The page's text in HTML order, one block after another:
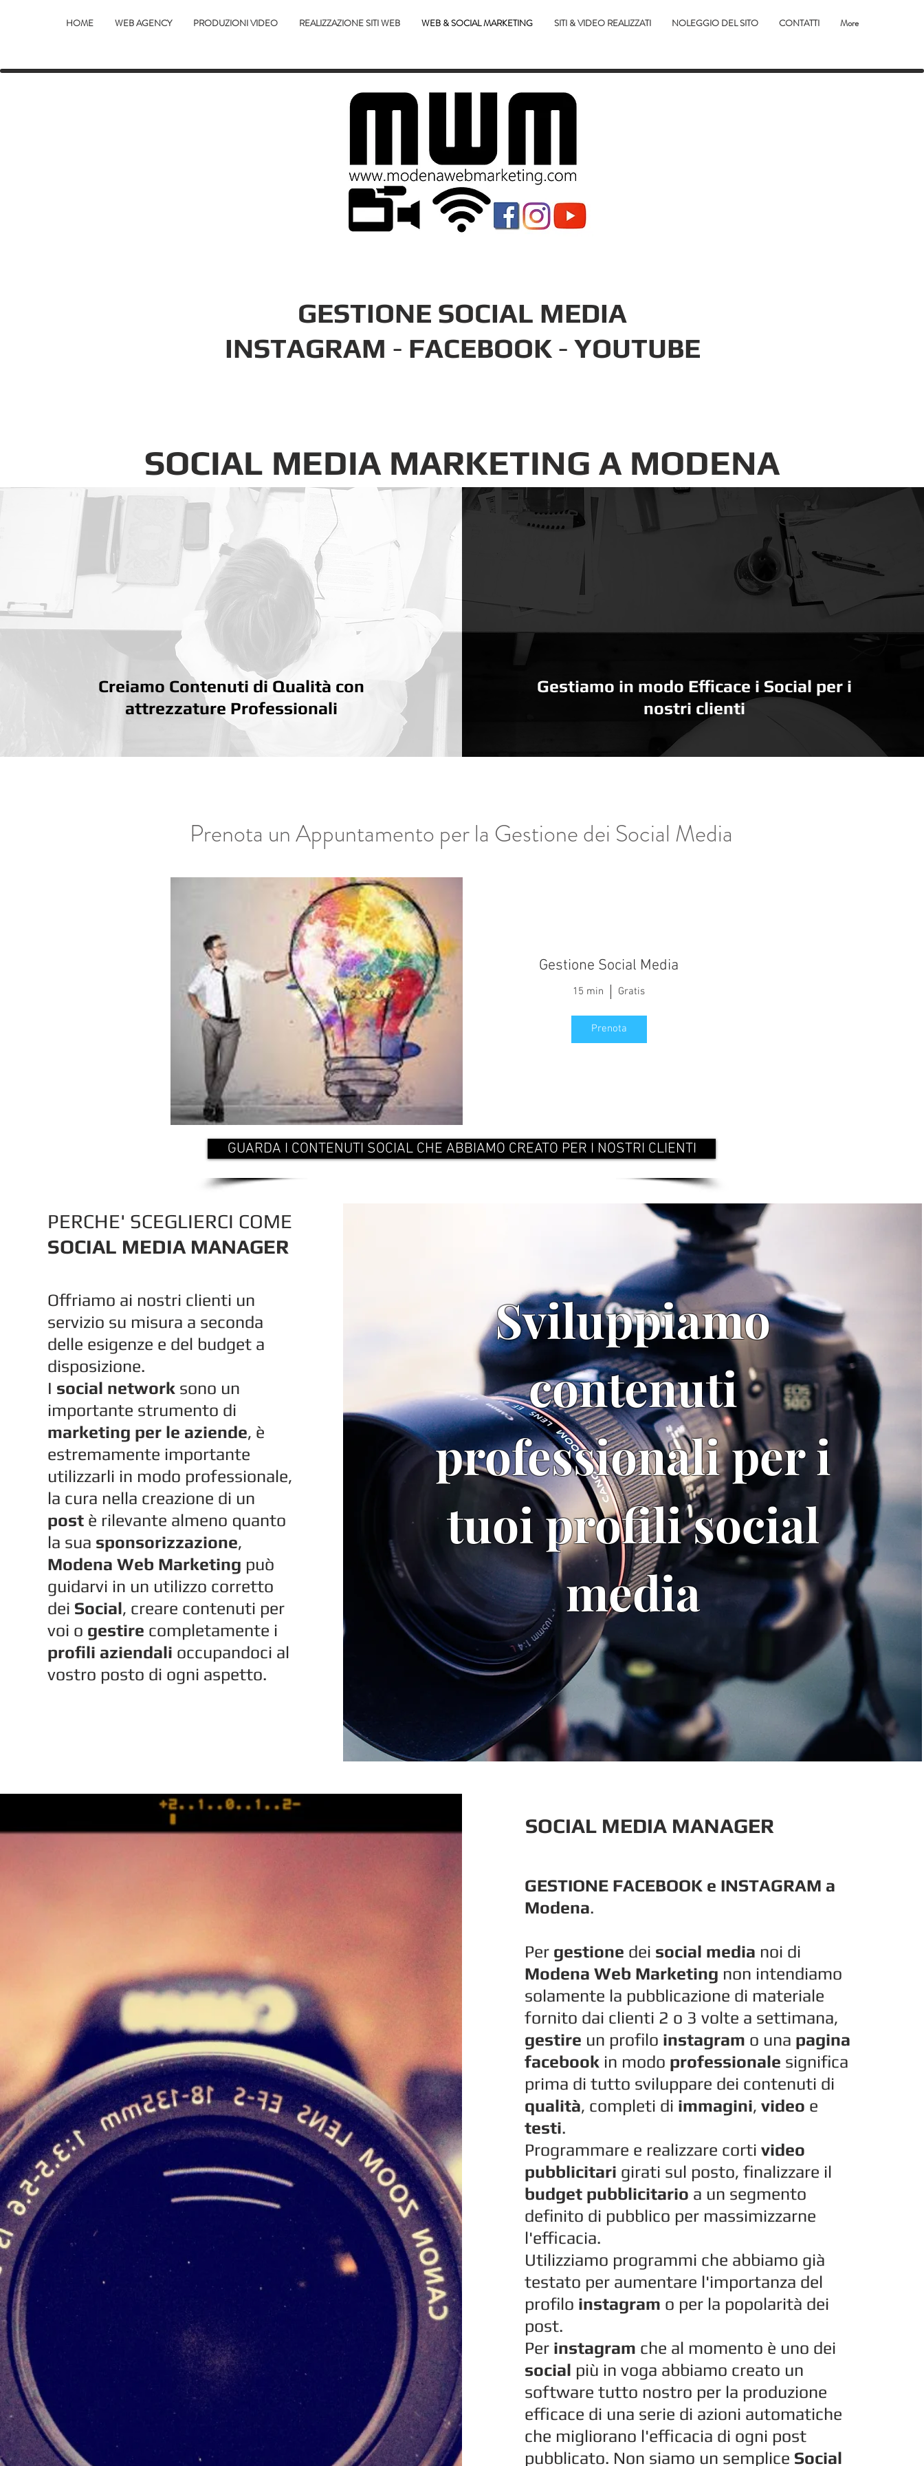
HOME WEB AGENCY PRODUZIONI VIDEO REALIZZAZIONE SITI WEB WEB & SOCIAL MARKETING SITI & VIDEO REALIZZATI NOLEGGIO DEL SITO CONTATTI More
GESTIONE SOCIAL MEDIA
INSTAGRAM - FACEBOOK- YOUTUBE
SOCIAL MEDIA MARKETING A MODENA
Creiamo Contenuti di Qualità con
attrezzature Professionali
Gestiamo in modo Efficace i Social per i
nostri clienti
Prenota un Appuntamento per la Gestione dei Social Media
Ci occupiamo personalmente della creazione di
Contenuti di qualità per i tuoi Social Media come Foto e
Video pubblicitari, della programmazione e testi dei
tuoi posti. An...
Gestione Social Media
15 min Gratis
Prenota
GUARDA I CONTENUTI SOCIAL CHE ABBIAMO CREATO PER I NOSTRI CLIENTI
PERCHE' SCEGLIERCI COME
SOCIAL MEDIA MANAGER
Offriamo ai nostri clienti un
servizio su misura a seconda
delle esigenze e del budget a
disposizione.
I social network sono un
importante strumento di
marketing per le aziende, è
estremamente importante
utilizzarli in modo professionale,
la cura nella creazione di un
post è rilevante almeno quanto
la sua sponsorizzazione,
Modena Web Marketing può
guidarvi in un utilizzo corretto
dei Social, creare contenuti per
voi o gestire completamente i
profili aziendali occupandoci al
vostro posto di ogni aspetto.
Sviluppiamo
contenuti
professionali per i
tuoi profili social
media
SOCIAL MEDIA MANAGER
GESTIONE FACEBOOK e INSTAGRAM a
Modena.
Per gestione dei social media noi di
Modena Web Marketing non intendiamo
solamente la pubblicazione di materiale
fornito dai clienti 2 o 3 volte a settimana,
gestire un profilo instagram o una pagina
facebook in modo professionale significa
prima di tutto sviluppare dei contenuti di
qualità, completi di immagini, video e
testi.
Programmare e realizzare corti video
pubblicitari girati sul posto, finalizzare il
budget pubblicitario a un segmento
definito di pubblico per massimizzarne
l'efficacia.
Utilizziamo programmi che abbiamo già
testato per aumentare l'importanza del
profilo instagram o per la popolarità dei
post.
Per instagram che al momento è uno dei
social più in voga abbiamo creato un
software tutto nostro per la produzione
efficace di una serie di azioni automatiche
che migliorano l'efficacia di ogni post
pubblicato. Non siamo un semplice Social